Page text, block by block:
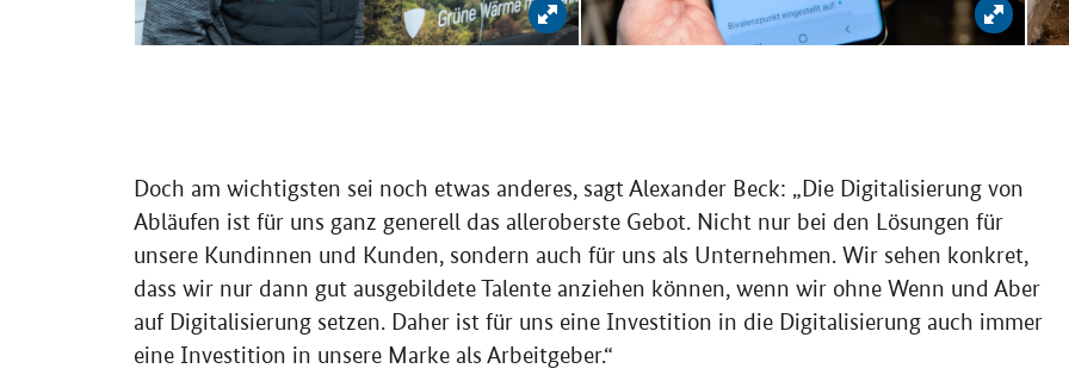
Bild vergrößern: AF Wärme GmbH Bild
Kundenbindung
Doch am wichtigsten sei noch etwas anderes, sagt Alexander Beck: „Die Digitalisierung von
Abläufen ist für uns ganz generell das alleroberste Gebot. Nicht nur bei den Lösungen für
unsere Kundinnen und Kunden, sondern auch für uns als Unternehmen. Wir sehen konkret,
dass wir nur dann gut ausgebildete Talente anziehen können, wenn wir ohne Wenn und Aber
auf Digitalisierung setzen. Daher ist für uns eine Investition in die Digitalisierung auch immer
eine Investition in unsere Marke als Arbeitgeber.“